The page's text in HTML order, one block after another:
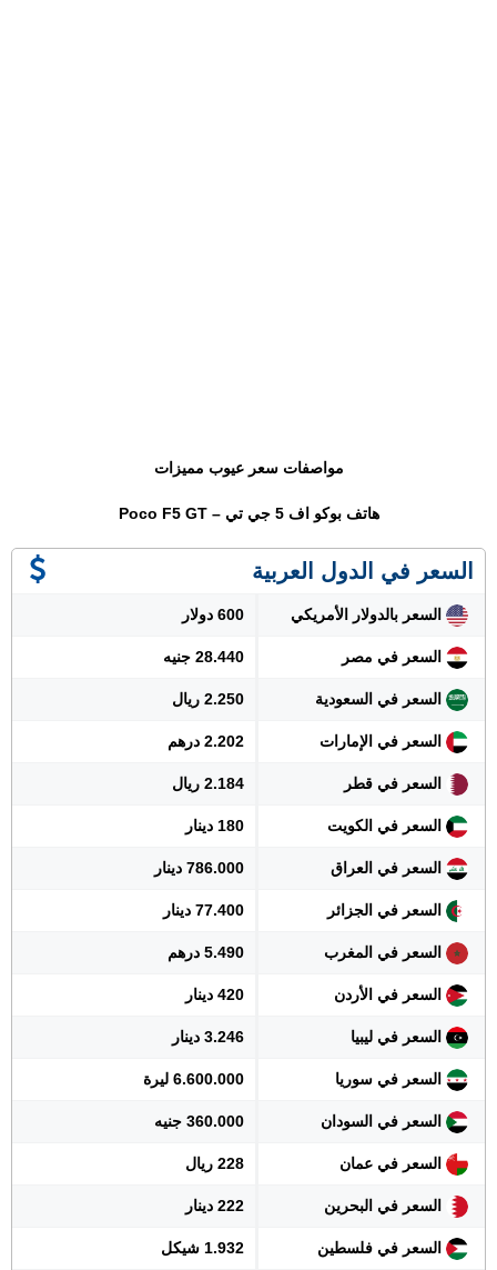
مواصفات سعر عيوب مميزات
هاتف بوكو اف 5 جي تي – Poco F5 GT
السعر في الدول العربية
السعر بالدولار الأمريكي 600 دولار
السعر في مصر 28.440 جنيه
السعر في السعودية 2.250 ريال
السعر في الإمارات 2.202 درهم
السعر في قطر 2.184 ريال
السعر في الكويت 180 دينار
السعر في العراق 786.000 دينار
السعر في الجزائر 77.400 دينار
السعر في المغرب 5.490 درهم
السعر في الأردن 420 دينار
السعر في ليبيا 3.246 دينار
السعر في سوريا 6.600.000 ليرة
السعر في السودان 360.000 جنيه
السعر في عمان 228 ريال
السعر في البحرين 222 دينار
السعر في فلسطين 1.932 شيكل